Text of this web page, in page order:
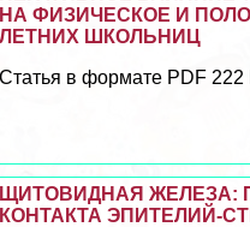
НА ФИЗИЧЕСКОЕ И
ЛЕТНИХ ШКОЛЬНИЦ
Статья в формате PDF 222
ЩИТОВИДНАЯ ЖЕЛЕЗА:
КОНТАКТА ЭПИТЕЛИЙ-